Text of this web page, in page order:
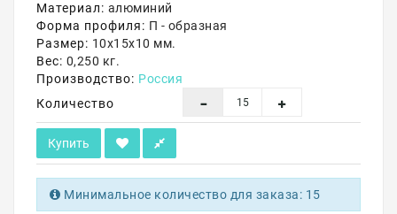
Материал: алюминий
Форма профиля: П - образная
Размер: 10х15х10 мм.
Вес: 0,250 кг.
Производство: Россия
Количество
Купить
Минимальное количество для заказа: 15